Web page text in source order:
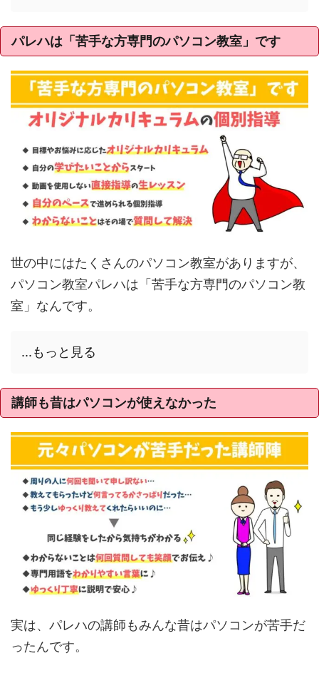
パレハは「苦手な方専門のパソコン教室」です
世の中にはたくさんのパソコン教室がありますが、
パソコン教室パレハは「苦手な方専門のパソコン教
室」なんです。
...もっと見る
講師も昔はパソコンが使えなかった
実は、パレハの講師もみんな昔はパソコンが苦手だ
ったんです。